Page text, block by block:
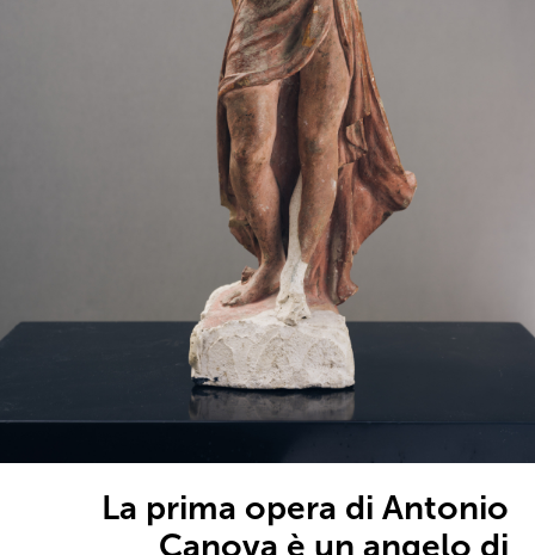
La prima opera di Antonio
Canova è un angelo di